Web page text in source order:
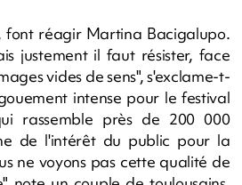
font réagir Martina Bacigalupo.
justement il faut résister, face
vides de sens", s'exclame-t-
intense pour le festival
rassemble près de 200 000
de l'intérêt du public pour la
ne voyons pas cette qualité de